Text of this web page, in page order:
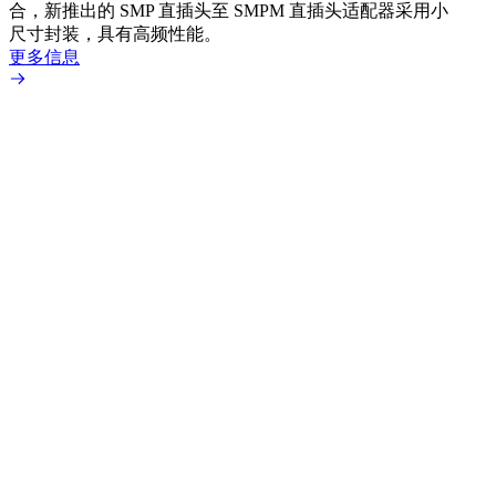
合，新推出的 SMP 直插头至 SMPM 直插头适配器采用小
尺寸封装，具有高频性能。
更多信息